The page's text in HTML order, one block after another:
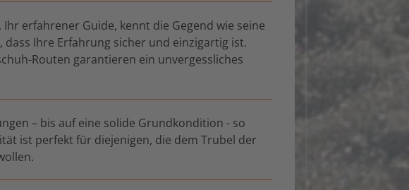
erfahrener Guide, kennt die Gegend wie seine
Ihre Erfahrung sicher und einzigartig ist.
Routen garantieren ein unvergessliches
– bis auf eine solide Grundkondition - so
ist perfekt für diejenigen, die dem Trubel der